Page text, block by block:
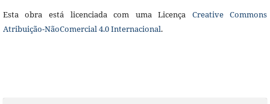
Esta obra está licenciada com uma Licença Creative Commons
Atribuição-NãoComercial 4.0 Internacional.